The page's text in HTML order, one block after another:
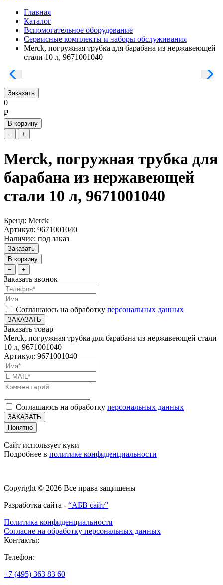
Главная
Каталог
Вспомогательное оборудование
Сервисные комплекты и наборы обслуживания
Merck, погружная трубка для барабана из нержавеющей
стали 10 л, 9671001040
Заказать
0
₽
В корзину
−
+
Merck, погружная трубка для
барабана из нержавеющей
стали 10 л, 9671001040
Бренд: Merck
Артикул: 9671001040
Наличие: под заказ
Заказать
В корзину
−
+
Заказать звонок
Соглашаюсь на обработку персональных данных
ЗАКАЗАТЬ
Заказать товар
Merck, погружная трубка для барабана из нержавеющей стали
10 л, 9671001040
Артикул: 9671001040
Соглашаюсь на обработку персональных данных
ЗАКАЗАТЬ
Понятно
Сайт использует куки
Подробнее в политике конфиденциальности
Copyright © 2026 Все права защищены
Разработка сайта - “АБВ сайт”
Политика конфиденциальности
Согласие на обработку персональных данных
Контакты:
Телефон:
+7 (495) 363 83 60